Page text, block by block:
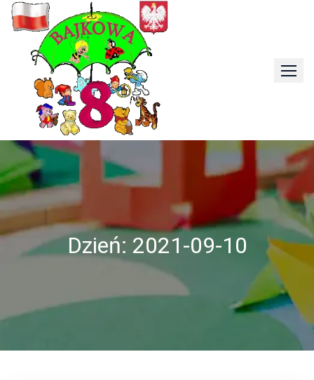
Skip
Dzień: 2021-09-10